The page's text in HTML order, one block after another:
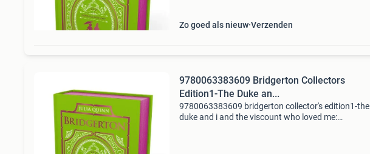
Zo goed als nieuw Verzenden
9780063383609 Bridgerton Collectors
Edition1-The Duke an...
9780063383609 bridgerton collector's edition1-the
duke and i and the viscount who loved me: